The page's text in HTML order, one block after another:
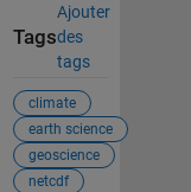
Tags
Ajouter
des
tags
climate
earth science
geoscience
netcdf